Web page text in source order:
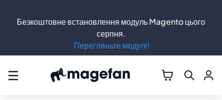
☰
Безкоштовне встановлення модуль Magento цього
серпня.
Перегляньте модулі!